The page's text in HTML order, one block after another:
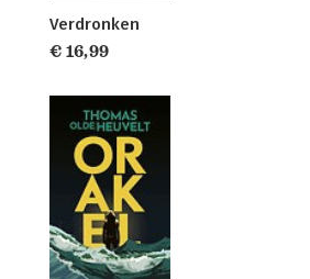
Verdronken
€ 16,99